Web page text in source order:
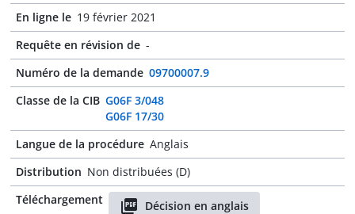
En ligne le 19 février 2021
Requête en révision de -
Numéro de la demande 09700007.9
Classe de la CIB G06F 3/048
G06F 17/30
Langue de la procédure Anglais
Distribution Non distribuées (D)
Téléchargement
Décision en anglais